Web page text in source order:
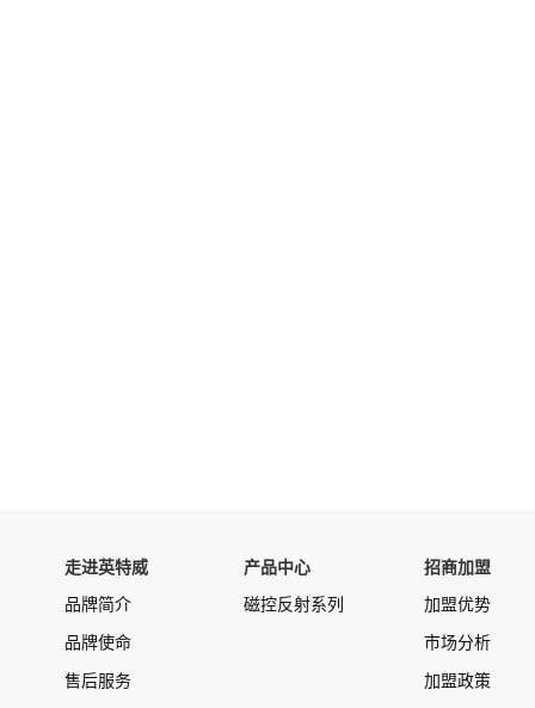
走进英特威
品牌简介
品牌使命
售后服务
产品中心
磁控反射系列
招商加盟
加盟优势
市场分析
加盟政策